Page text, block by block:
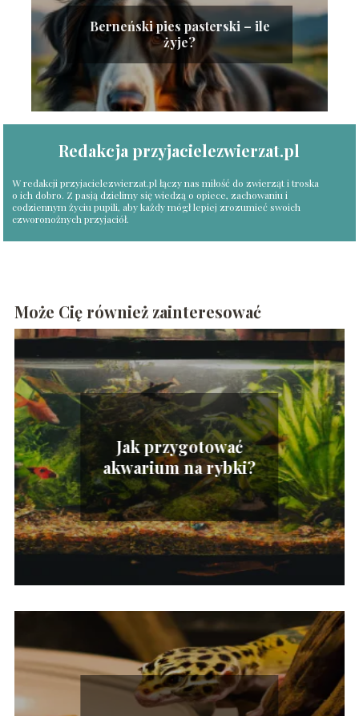
Berneński pies pasterski – ile
żyje?
Redakcja przyjacielezwierzat.pl
W redakcji przyjacielezwierzat.pl łączy nas miłość do zwierząt i troska
o ich dobro. Z pasją dzielimy się wiedzą o opiece, zachowaniu i
codziennym życiu pupili, aby każdy mógł lepiej zrozumieć swoich
czworonożnych przyjaciół.
Może Cię również zainteresować
Jak przygotować
akwarium na rybki?